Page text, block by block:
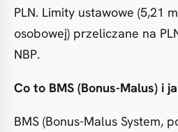
PLN. Limity ustawowe (5,21
osobowej) przeliczane na
NBP.
Co to BMS (Bonus-Malus) i
BMS (Bonus-Malus System,